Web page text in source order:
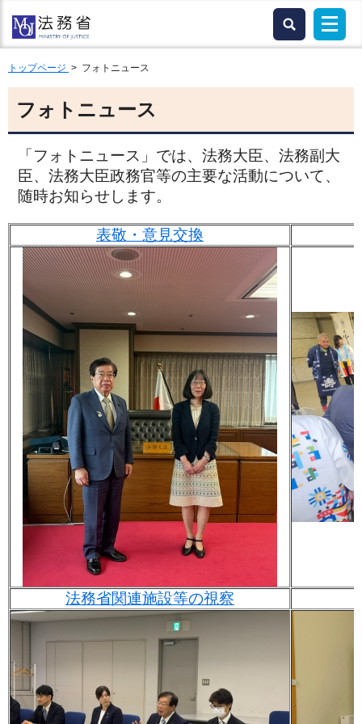
トップページ > フォトニュース
フォトニュース
「フォトニュース」では、法務大臣、法務副大
臣、法務大臣政務官等の主要な活動について、
随時お知らせします。
表敬・意見交換
法務省関連施設等の視察